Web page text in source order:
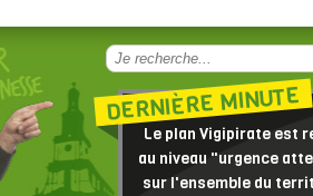
DERNIÈRE MINUTE
Le plan Vigipirate est
au niveau "urgence
sur l'ensemble du